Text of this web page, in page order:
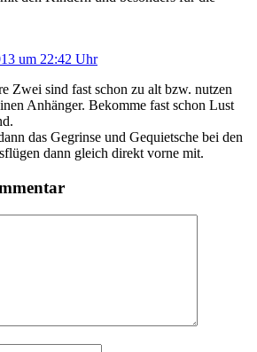
um 22:42 Uhr
Zwei sind fast schon zu alt bzw. nutzen
Anhänger. Bekomme fast schon Lust
das Gegrinse und Gequietsche bei den
dann gleich direkt vorne mit.